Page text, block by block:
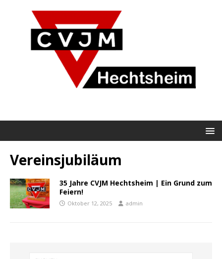
Vereinsjubiläum
35 Jahre CVJM Hechtsheim | Ein Grund zum
Feiern!
Oktober 12, 2025 admin